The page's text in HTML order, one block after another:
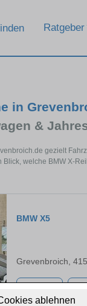
ablehnen
Ratgeber
in
&
gezielt
welche BMW X-
BMW X5
Grevenbroich,